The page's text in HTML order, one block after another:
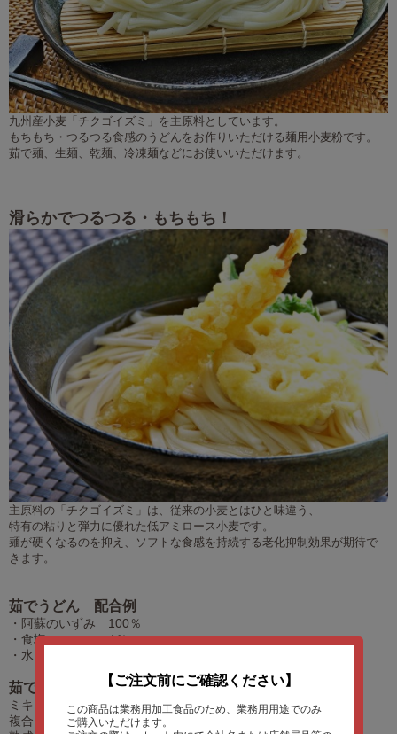
九州産小麦「チクゴイズミ」を主原料としています。
もちもち・つるつる食感のうどんをお作りいただける麺用小麦粉です。
茹で麺、生麺、乾麺、冷凍麺などにお使いいただけます。
滑らかでつるつる・もちもち！
主原料の「チクゴイズミ」は、従来の小麦とはひと味違う、
特有の粘りと弾力に優れた低アミロース小麦です。
麺が硬くなるのを抑え、ソフトな食感を持続する老化抑制効果が期待で
きます。
茹でうどん 配合例
・阿蘇のいずみ 100％
・食塩 4％
・水 36％
茹でうどん 工程
ミキシング 約15分
複合 1回
【ご注文前にご確認ください】
この商品は業務用加工食品のため、業務用用途でのみ
ご購入いただけます。